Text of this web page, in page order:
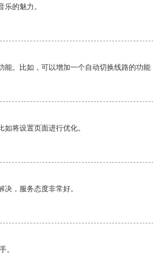
的魅力。
。比如，可以增加一个自动切换线路的功
将设置页面进行优化。
，服务态度非常好。
。